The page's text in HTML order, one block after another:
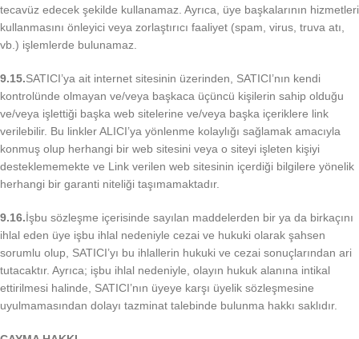
tecavüz edecek şekilde kullanamaz. Ayrıca, üye başkalarının hizmetleri
kullanmasını önleyici veya zorlaştırıcı faaliyet (spam, virus, truva atı,
vb.) işlemlerde bulunamaz.
9.15.SATICI’ya ait internet sitesinin üzerinden, SATICI’nın kendi
kontrolünde olmayan ve/veya başkaca üçüncü kişilerin sahip olduğu
ve/veya işlettiği başka web sitelerine ve/veya başka içeriklere link
verilebilir. Bu linkler ALICI’ya yönlenme kolaylığı sağlamak amacıyla
konmuş olup herhangi bir web sitesini veya o siteyi işleten kişiyi
desteklememekte ve Link verilen web sitesinin içerdiği bilgilere yönelik
herhangi bir garanti niteliği taşımamaktadır.
9.16.İşbu sözleşme içerisinde sayılan maddelerden bir ya da birkaçını
ihlal eden üye işbu ihlal nedeniyle cezai ve hukuki olarak şahsen
sorumlu olup, SATICI’yı bu ihlallerin hukuki ve cezai sonuçlarından ari
tutacaktır. Ayrıca; işbu ihlal nedeniyle, olayın hukuk alanına intikal
ettirilmesi halinde, SATICI’nın üyeye karşı üyelik sözleşmesine
uyulmamasından dolayı tazminat talebinde bulunma hakkı saklıdır.